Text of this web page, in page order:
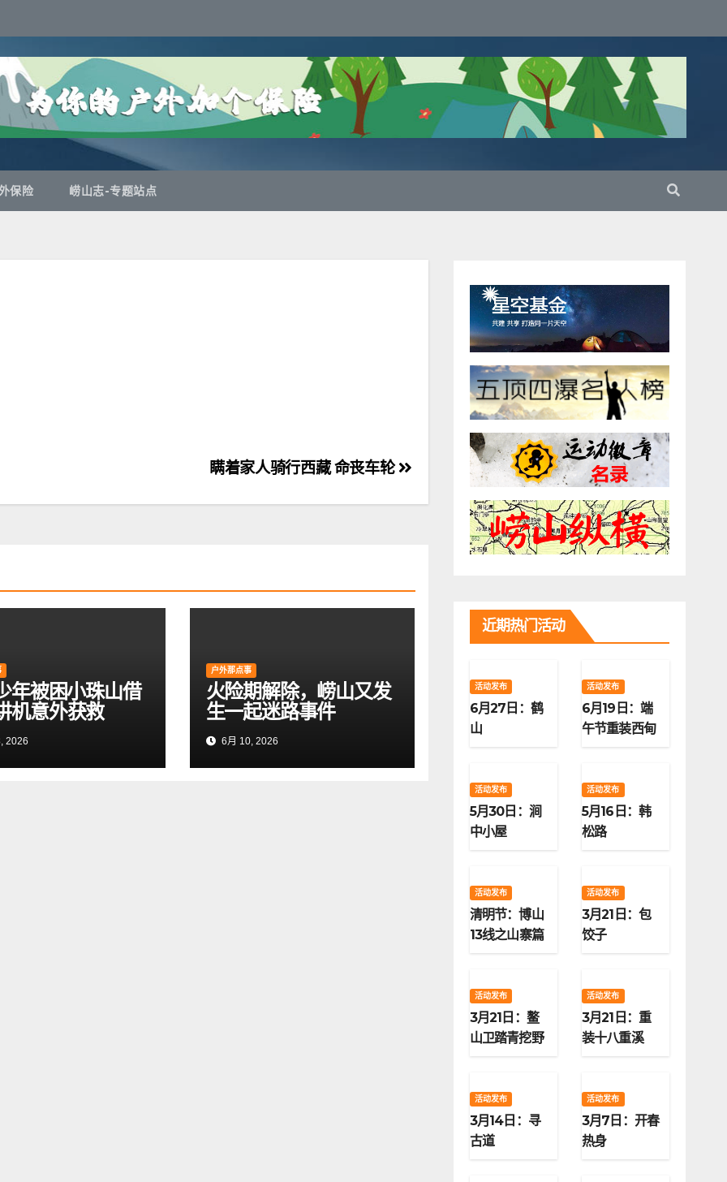
保险 崂山志-专题站点
瞒着家人骑行西藏 命丧车轮
年被困小珠山借
机意外获救
2026
户外那点事
火险期解除，崂山又发
生一起迷路事件
6月 10, 2026
近期热门活动
活动发布
6月27日：鹤
山
活动发布
6月19日：端
午节重装西甸
活动发布
5月30日：涧
中小屋
活动发布
5月16日：韩
松路
活动发布
清明节：博山
13线之山寨篇
活动发布
3月21日：包
饺子
活动发布
3月21日：鳌
山卫踏青挖野
活动发布
3月21日：重
装十八重溪
活动发布
3月14日：寻
古道
活动发布
3月7日：开春
热身